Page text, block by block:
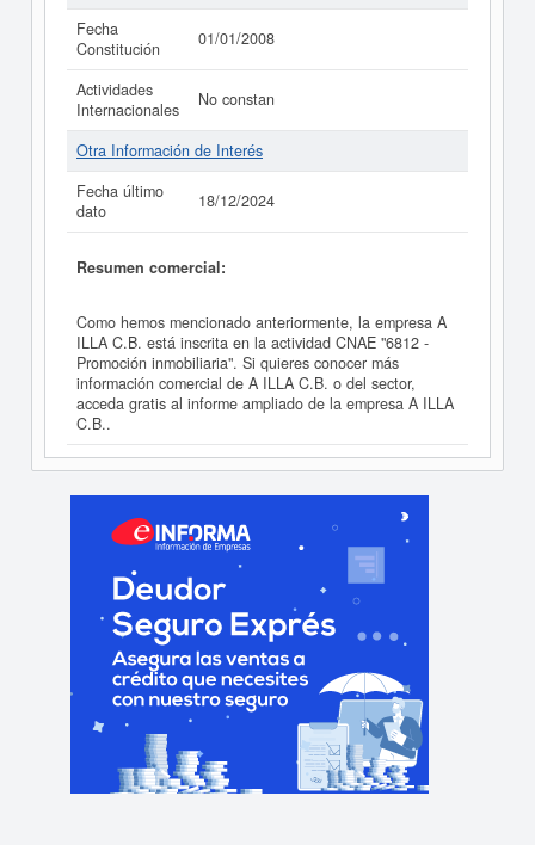
Fecha
Constitución
01/01/2008
Actividades
Internacionales
No constan
Otra Información de Interés
Fecha último
dato
18/12/2024
Resumen comercial:
Como hemos mencionado anteriormente, la empresa A
ILLA C.B. está inscrita en la actividad CNAE "6812 -
Promoción inmobiliaria". Si quieres conocer más
información comercial de A ILLA C.B. o del sector,
acceda gratis al informe ampliado de la empresa A ILLA
C.B..